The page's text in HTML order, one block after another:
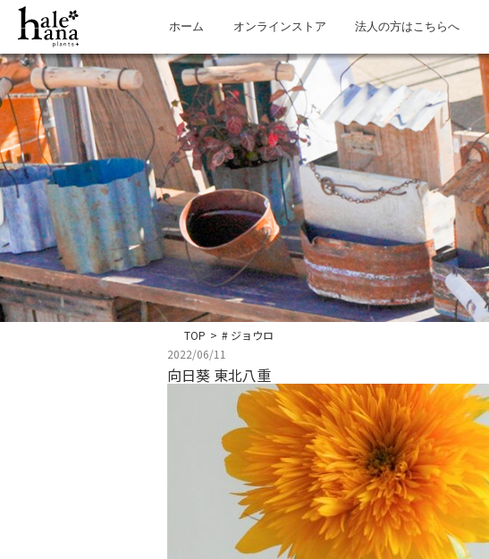
ホーム オンラインストア 法人の方はこちらへ
TOP > # ジョウロ
2022/06/11
向日葵 東北八重